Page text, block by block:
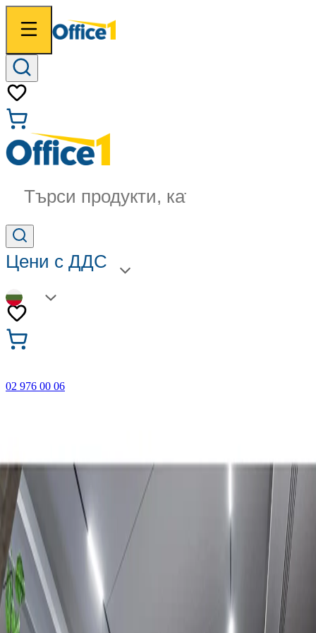
Търси продукти, категории...
Цени с ДДС
BG
02 976 00 06